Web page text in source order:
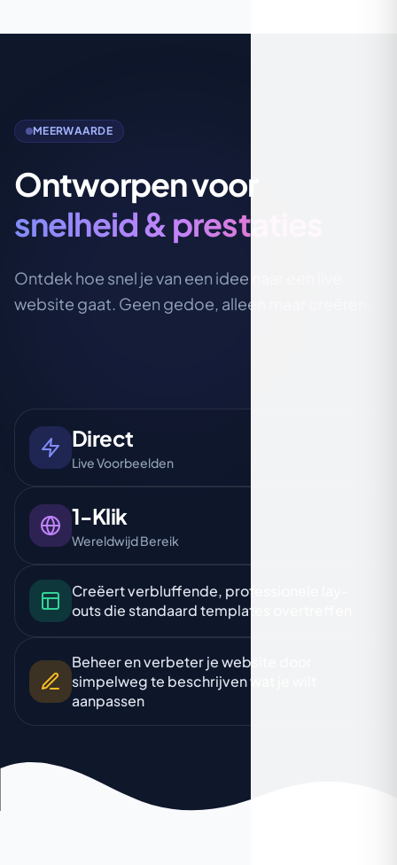
MEERWAARDE
Ontworpen voor
snelheid & prestaties
Ontdek hoe snel je van een idee naar een live
website gaat. Geen gedoe, alleen maar creëren.
Direct
Live Voorbeelden
1-Klik
Wereldwijd Bereik
Creëert verbluffende, professionele lay-
outs die standaard templates overtreffen
Beheer en verbeter je website door
simpelweg te beschrijven wat je wilt
aanpassen